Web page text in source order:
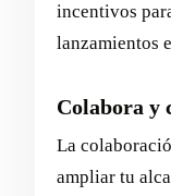
incentivos
lanzamientos
Colabora y
La
ampliar tu